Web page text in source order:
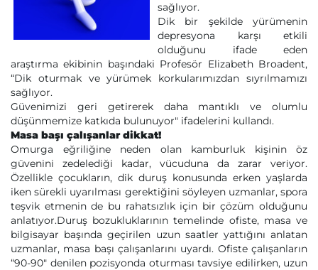
sağlıyor.
Dik bir şekilde yürümenin
depresyona karşı etkili
olduğunu ifade eden
araştırma ekibinin başındaki Profesör Elizabeth Broadent,
“Dik oturmak ve yürümek korkularımızdan sıyrılmamızı
sağlıyor.
Güvenimizi geri getirerek daha mantıklı ve olumlu
düşünmemize katkıda bulunuyor" ifadelerini kullandı.
Masa başı çalışanlar dikkat!
Omurga eğriliğine neden olan kamburluk kişinin öz
güvenini zedelediği kadar, vücuduna da zarar veriyor.
Özellikle çocukların, dik duruş konusunda erken yaşlarda
iken sürekli uyarılması gerektiğini söyleyen uzmanlar, spora
teşvik etmenin de bu rahatsızlık için bir çözüm olduğunu
anlatıyor.Duruş bozukluklarının temelinde ofiste, masa ve
bilgisayar başında geçirilen uzun saatler yattığını anlatan
uzmanlar, masa başı çalışanlarını uyardı. Ofiste çalışanların
“90-90" denilen pozisyonda oturması tavsiye edilirken, uzun